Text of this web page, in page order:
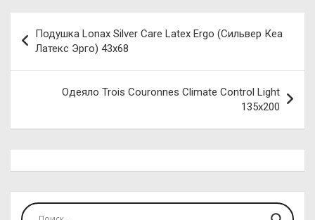
по
записям
Подушка Lonax Silver Care Latex Ergo (Сильвер Кеа
Латекс Эрго) 43х68
Одеяло Trois Couronnes Climate Control Light
135х200